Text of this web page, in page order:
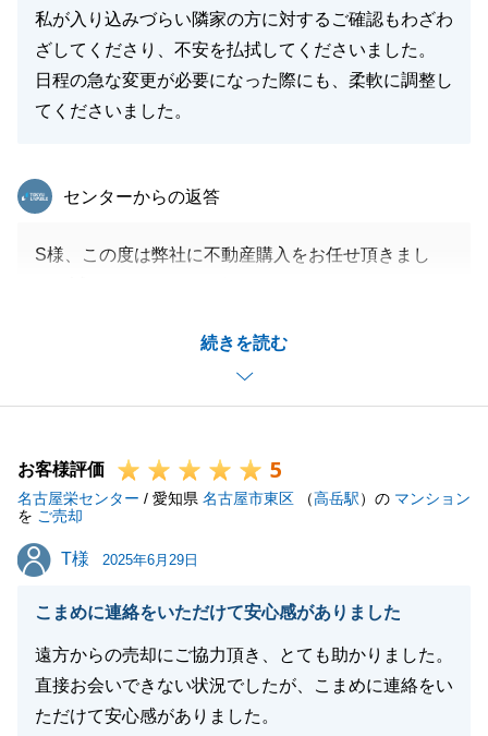
私が入り込みづらい隣家の方に対するご確認もわざわ
ざしてくださり、不安を払拭してくださいました。
日程の急な変更が必要になった際にも、柔軟に調整し
てくださいました。
続きを読む
東急リバブル
センターからの返答
S様、この度は弊社に不動産購入をお任せ頂きまし
本当に良かったです。
素敵なお住まいになることを心から願っております。
不動産関係で気になる点やお困りの事がありました
今後とも宜しくお願いいたします。
お客様評価 5
名古屋栄センター / 愛知県 名古屋市東区 （高岳駅）の マンション
を ご売却
T様
T様 2025年6月29日
こまめに連絡をいただけて安心感がありました
遠方からの売却にご協力頂き、とても助かりました。
直接お会いできない状況でしたが、こまめに連絡をい
ただけて安心感がありました。